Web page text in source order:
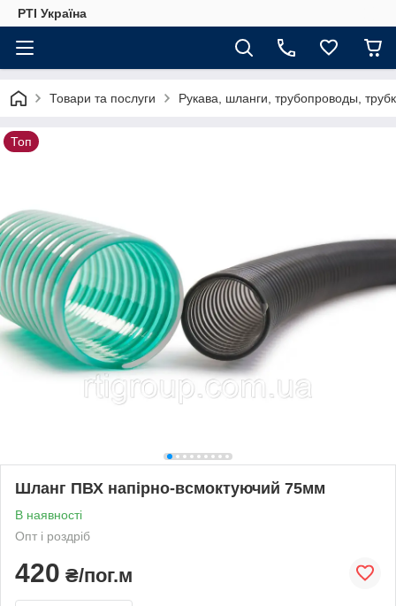
РТІ Україна
Товари та послуги Рукава, шланги, трубопроводы,
Топ
Шланг ПВХ напірно-всмоктуючий 75мм
В наявності
Опт і роздріб
420 ₴/пог.м